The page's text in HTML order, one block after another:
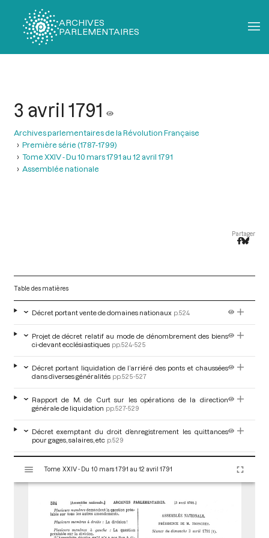
ARCHIVES
PARLEMENTAIRES
3 avril 1791
Archives parlementaires de la Révolution Française
Première série (1787-1799)
Tome XXIV - Du 10 mars 1791 au 12 avril 1791
Assemblée nationale
Partager
Table des matières
Décret portant vente de domaines nationaux p.524
Projet de décret relatif au mode de dénombrement des biens
ci-devant ecclésiastiques pp.524-525
Décret portant liquidation de l’arriéré des ponts et chaussées
dans diverses généralités pp.525-527
Rapport de M. de Curt sur les opérations de la direction
générale de liquidation pp.527-529
Décret exemptant du droit d’enregistrement les quittances
pour gages, salaires, etc p.529
d’agriculture pp.529-530
Monnaies
pp.530-533
Adoption des articles 1 à 15 après rejet de l’article 4 sur le
remplacement de la cour des Monnaies pp.533-536
s
Tome XXIV - Du 10 mars 1791 au 12 avril 1791